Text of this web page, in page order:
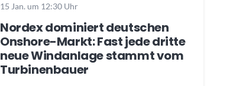
15 Jan. um 12:30 Uhr
Nordex dominiert deutschen
Onshore-Markt: Fast jede dritte
neue Windanlage stammt vom
Turbinenbauer